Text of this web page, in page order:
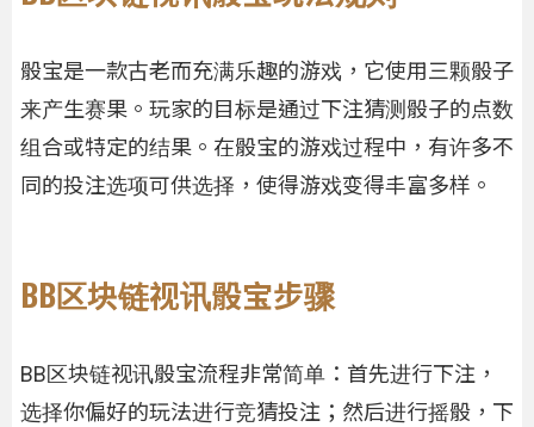
骰宝是一款古老而充满乐趣的游戏，它使用三颗骰子
来产生赛果。玩家的目标是通过下注猜测骰子的点数
组合或特定的结果。在骰宝的游戏过程中，有许多不
同的投注选项可供选择，使得游戏变得丰富多样。
BB区块链视讯骰宝步骤
BB区块链视讯骰宝流程非常简单：首先进行下注，
选择你偏好的玩法进行竞猜投注；然后进行摇骰，下